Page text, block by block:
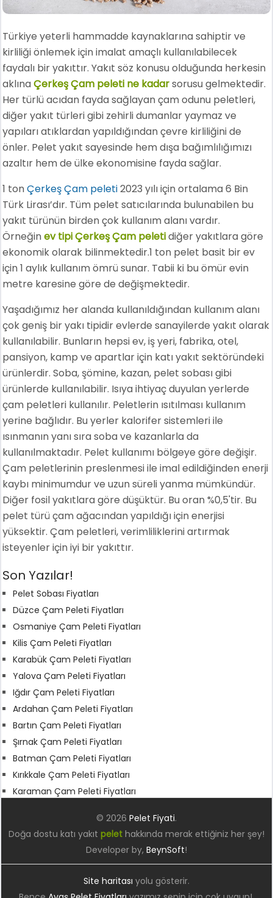
Türkiye yeterli hammadde kaynaklarına sahiptir ve
kirliliği önlemek için imalat amaçlı kullanılabilecek
faydalı bir yakıttır. Yakıt söz konusu olduğunda herkesin
aklınaÇerkeş Çam peleti ne kadarsorusu gelmektedir.
Her türlü acıdan fayda sağlayan çam odunu peletleri,
diğer yakıt türleri gibi zehirli dumanlar yaymaz ve
yapıları atıklardan yapıldığından çevre kirliliğini de
önler. Pelet yakıt sayesinde hem dışa bağımlılığımızı
azaltır hem de ülke ekonomisine fayda sağlar.
1 tonÇerkeş Çam peleti2023 yılı için ortalama 6 Bin
Türk Lirası’dır. Tüm pelet satıcılarında bulunabilen bu
yakıt türünün birden çok kullanım alanı vardır.
Örneğinev tipi Çerkeş Çam peletidiğer yakıtlara göre
ekonomik olarak bilinmektedir.1 ton pelet basit bir ev
için 1 aylık kullanım ömrü sunar. Tabii ki bu ömür evin
metre karesine göre de değişmektedir.
Yaşadığımız her alanda kullanıldığından kullanım alanı
çok geniş bir yakı tipidir evlerde sanayilerde yakıt olarak
kullanılabilir. Bunların hepsi ev, iş yeri, fabrika, otel,
pansiyon, kamp ve apartlar için katı yakıt sektöründeki
ürünlerdir. Soba, şömine, kazan, pelet sobası gibi
ürünlerde kullanılabilir. Isıya ihtiyaç duyulan yerlerde
çam peletleri kullanılır. Peletlerin ısıtılması kullanım
yerine bağlıdır. Bu yerler kalorifer sistemleri ile
ısınmanın yanı sıra soba ve kazanlarla da
kullanılmaktadır. Pelet kullanımı bölgeye göre değişir.
Çam peletlerinin preslenmesi ile imal edildiğinden enerji
kaybı minimumdur ve uzun süreli yanma mümkündür.
Diğer fosil yakıtlara göre düşüktür. Bu oran %0,5'tir. Bu
pelet türü çam ağacından yapıldığı için enerjisi
yüksektir. Çam peletleri, verimliliklerini artırmak
isteyenler için iyi bir yakıttır.
Son Yazılar!
Pelet Sobası Fiyatları
Düzce Çam Peleti Fiyatları
Osmaniye Çam Peleti Fiyatları
Kilis Çam Peleti Fiyatları
Karabük Çam Peleti Fiyatları
Yalova Çam Peleti Fiyatları
Iğdır Çam Peleti Fiyatları
Ardahan Çam Peleti Fiyatları
Bartın Çam Peleti Fiyatları
Şırnak Çam Peleti Fiyatları
Batman Çam Peleti Fiyatları
Kırıkkale Çam Peleti Fiyatları
Karaman Çam Peleti Fiyatları
© 2026 Pelet Fiyati.
Doğa dostu katı yakıt pelethakkında merak ettiğiniz her şey!
Developer by, BeynSoft!
Site haritası yolu gösterir.